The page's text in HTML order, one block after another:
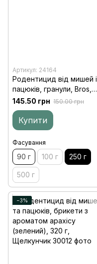
Артикул: 24164
Родентицид від мишей і
пацюків, гранули, Bros,
250 г
145.50 грн 150.00 грн
Купити
Фасування
90 г 100 г 250 г
500 г
−3%